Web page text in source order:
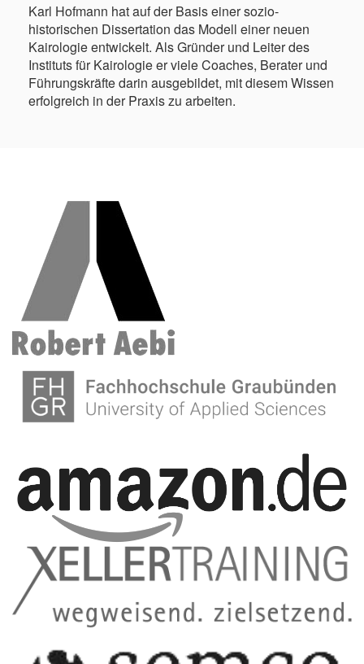
Karl Hofmann hat auf der Basis einer sozio-
historischen Dissertation das Modell einer neuen
Kairologie entwickelt. Als Gründer und Leiter des
Instituts für Kairologie er viele Coaches, Berater und
Führungskräfte darin ausgebildet, mit diesem Wissen
erfolgreich in der Praxis zu arbeiten.